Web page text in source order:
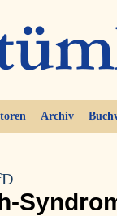
Archiv